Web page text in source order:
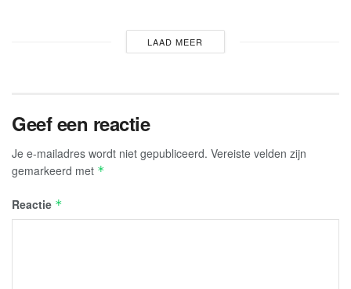
LAAD MEER
Geef een reactie
Je e-mailadres wordt niet gepubliceerd. Vereiste velden zijn
gemarkeerd met *
Reactie *